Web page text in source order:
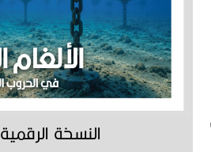
النسخة الرقمية